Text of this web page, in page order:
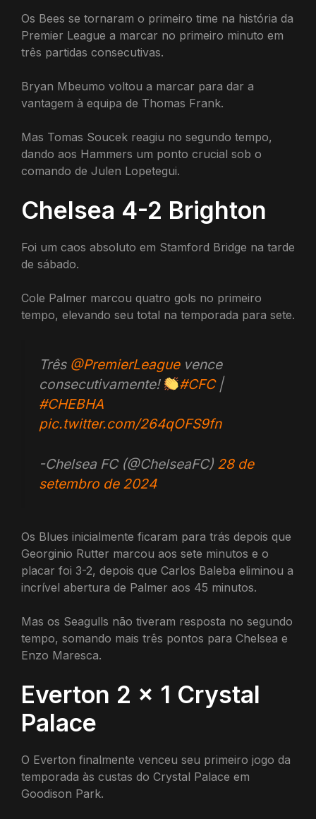
Os Bees se tornaram o primeiro time na história da
Premier League a marcar no primeiro minuto em
três partidas consecutivas.
Bryan Mbeumo voltou a marcar para dar a
vantagem à equipa de Thomas Frank.
Mas Tomas Soucek reagiu no segundo tempo,
dando aos Hammers um ponto crucial sob o
comando de Julen Lopetegui.
Chelsea 4-2 Brighton
Foi um caos absoluto em Stamford Bridge na tarde
de sábado.
Cole Palmer marcou quatro gols no primeiro
tempo, elevando seu total na temporada para sete.
Três @PremierLeaguevence
consecutivamente!
#CFC|
#CHEBHA
pic.twitter.com/264qOFS9fn
-Chelsea FC (@ChelseaFC) 28 de
setembro de 2024
Os Blues inicialmente ficaram para trás depois que
Georginio Rutter marcou aos sete minutos e o
placar foi 3-2, depois que Carlos Baleba eliminou a
incrível abertura de Palmer aos 45 minutos.
Mas os Seagulls não tiveram resposta no segundo
tempo, somando mais três pontos para Chelsea e
Enzo Maresca.
Everton 2 x 1 Crystal
Palace
O Everton finalmente venceu seu primeiro jogo da
temporada às custas do Crystal Palace em
Goodison Park.